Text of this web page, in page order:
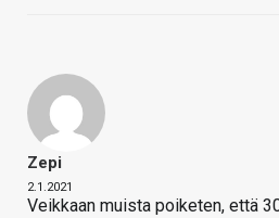
Zepi
2.1.2021
Veikkaan muista poiketen, että